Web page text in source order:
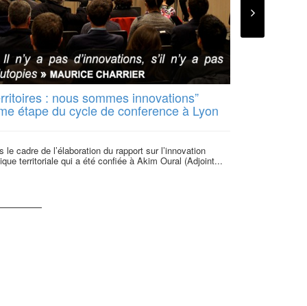
: nous sommes innovations”
étape du cycle de conference à Lyon
le cadre de l’élaboration du rapport sur l’innovation
territoriale qui a été confiée à Akim Oural (Adjoint...
l’émergence